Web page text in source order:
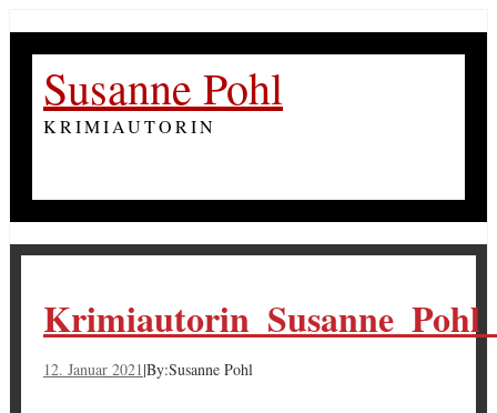
Susanne Pohl
KRIMIAUTORIN
12. Januar 2021|By:Susanne Pohl